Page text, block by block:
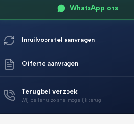
WhatsApp ons
Inruilvoorstel aanvragen
Offerte aanvragen
Terugbel verzoek
Wij bellen u zo snel mogelijk terug